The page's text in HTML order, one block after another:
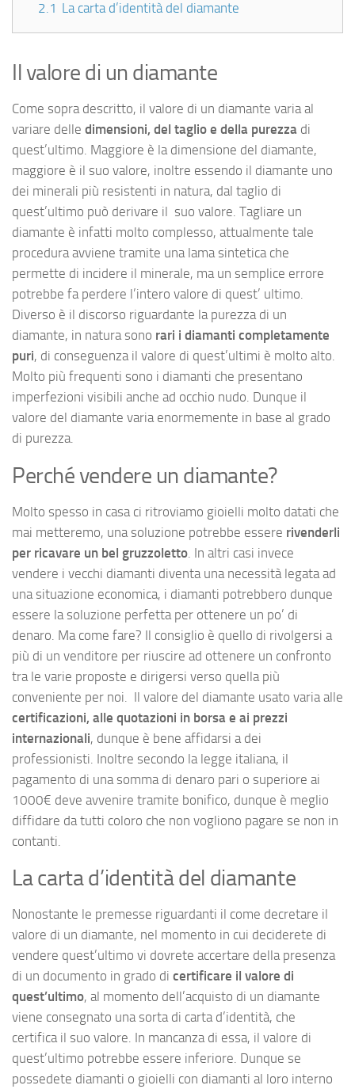
2.1 La carta d’identità del diamante
Il valore di un diamante
Come sopra descritto, il valore di un diamante varia al
variare delle dimensioni, del taglio e della purezza di
quest’ultimo. Maggiore è la dimensione del diamante,
maggiore è il suo valore, inoltre essendo il diamante uno
dei minerali più resistenti in natura, dal taglio di
quest’ultimo può derivare il suo valore. Tagliare un
diamante è infatti molto complesso, attualmente tale
procedura avviene tramite una lama sintetica che
permette di incidere il minerale, ma un semplice errore
potrebbe fa perdere l’intero valore di quest’ ultimo.
Diverso è il discorso riguardante la purezza di un
diamante, in natura sono rari i diamanti completamente
puri, di conseguenza il valore di quest’ultimi è molto alto.
Molto più frequenti sono i diamanti che presentano
imperfezioni visibili anche ad occhio nudo. Dunque il
valore del diamante varia enormemente in base al grado
di purezza.
Perché vendere un diamante?
Molto spesso in casa ci ritroviamo gioielli molto datati che
mai metteremo, una soluzione potrebbe essere rivenderli
per ricavare un bel gruzzoletto . In altri casi invece
vendere i vecchi diamanti diventa una necessità legata ad
una situazione economica, i diamanti potrebbero dunque
essere la soluzione perfetta per ottenere un po’ di
denaro. Ma come fare? Il consiglio è quello di rivolgersi a
più di un venditore per riuscire ad ottenere un confronto
tra le varie proposte e dirigersi verso quella più
conveniente per noi. Il valore del diamante usato varia alle
certificazioni, alle quotazioni in borsa e ai prezzi
internazionali, dunque è bene affidarsi a dei
professionisti. Inoltre secondo la legge italiana, il
pagamento di una somma di denaro pari o superiore ai
1000€ deve avvenire tramite bonifico, dunque è meglio
diffidare da tutti coloro che non vogliono pagare se non in
contanti.
La carta d’identità del diamante
Nonostante le premesse riguardanti il come decretare il
valore di un diamante, nel momento in cui deciderete di
vendere quest’ultimo vi dovrete accertare della presenza
di un documento in grado di certificare il valore di
quest’ultimo, al momento dell’acquisto di un diamante
viene consegnato una sorta di carta d’identità, che
certifica il suo valore. In mancanza di essa, il valore di
quest’ultimo potrebbe essere inferiore. Dunque se
possedete diamanti o gioielli con diamanti al loro interno